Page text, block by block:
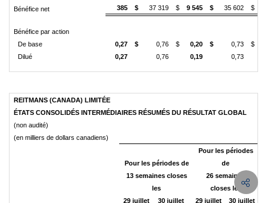
Bénéfice net
385
$ 37 319 $ 9 545 $ 35 602 $
Bénéfice par action
De base
0,27 $ 0,76 $ 0,20 $ 0,73
$
Dilué
0,27 0,76 0,19 0,73
REITMANS (CANADA) LIMITÉE
ÉTATS CONSOLIDÉS INTERMÉDIAIRES RÉSUMÉS DU RÉSULTAT GLOBAL
(non audité)
(en milliers de dollars canadiens)
Pour les périodes de
13 semaines closes
les
Pour les périodes
de
26 semaines
closes les
29 juillet
30 juillet 29 juillet 30 juillet